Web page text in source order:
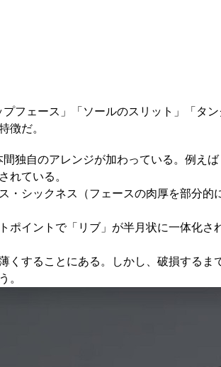
フェース」「ソールのスリット」「タ
徴だ。
独自のアレンジが加わっている。例え
れている。
シックネス（フェースの肉厚を部分
イントで「リブ」が半月状に一体化
くすることにある。しかし、破損する
。